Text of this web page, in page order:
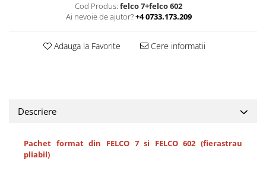
Cod Produs: felco 7+felco 602
Ai nevoie de ajutor?+4 0733.173.209
Adauga la Favorite Cere informatii
Descriere
Pachet format din FELCO 7 si FELCO 602 (fierastrau
pliabil)